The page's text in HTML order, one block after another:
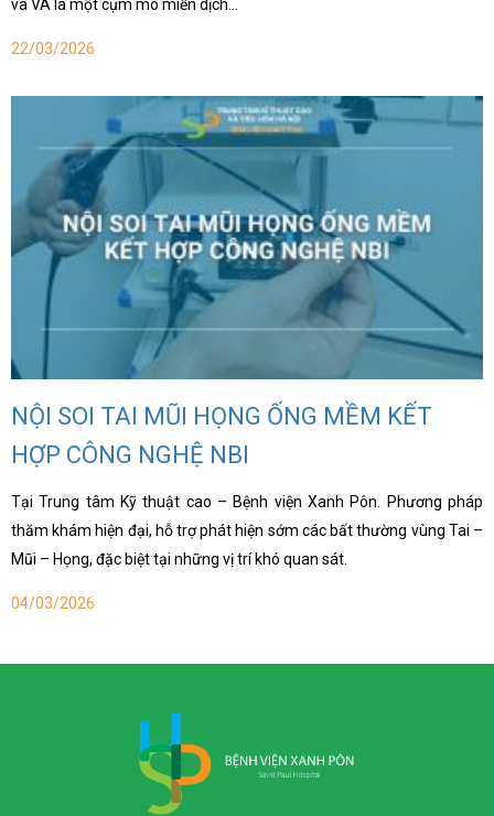
và VA là một cụm mô miễn dịch…
22/03/2026
NỘI SOI TAI MŨI HỌNG ỐNG MỀM KẾT
HỢP CÔNG NGHỆ NBI
Tại Trung tâm Kỹ thuật cao – Bệnh viện Xanh Pôn. Phương pháp
thăm khám hiện đại, hỗ trợ phát hiện sớm các bất thường vùng Tai –
Mũi – Họng, đặc biệt tại những vị trí khó quan sát.
04/03/2026